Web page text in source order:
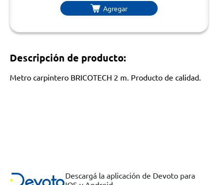
Agregar
Descripción de producto:
Metro carpintero BRICOTECH 2 m. Producto de calidad.
Descargá la aplicación de Devoto para